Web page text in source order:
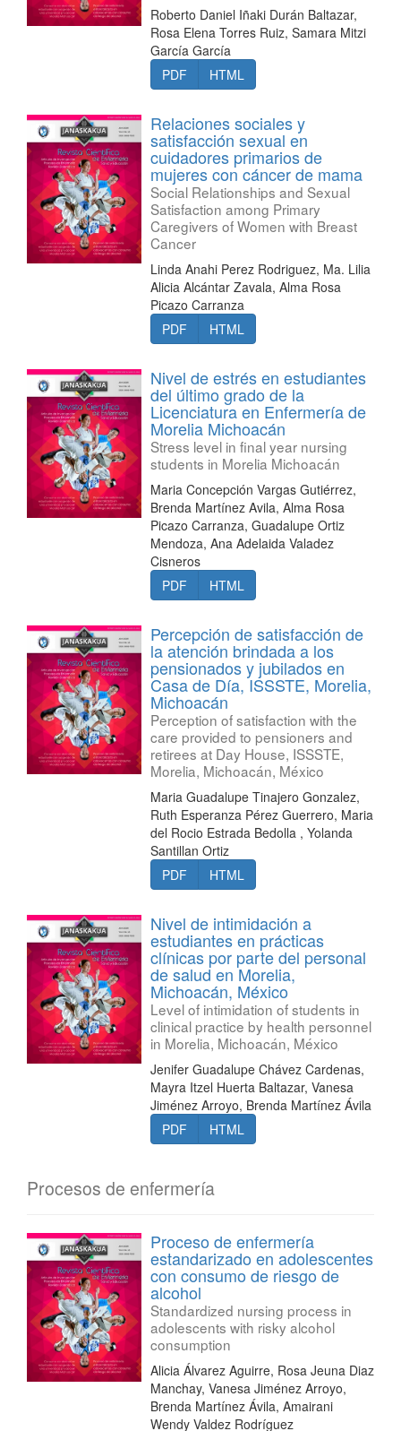
Roberto Daniel Iñaki Durán Baltazar,
Rosa Elena Torres Ruiz, Samara Mitzi
García García
PDF
HTML
Relaciones sociales y
satisfacción sexual en
cuidadores primarios de
mujeres con cáncer de mama
Social Relationships and Sexual
Satisfaction among Primary
Caregivers of Women with Breast
Cancer
Linda Anahi Perez Rodriguez, Ma. Lilia
Alicia Alcántar Zavala, Alma Rosa
Picazo Carranza
PDF
HTML
Nivel de estrés en estudiantes
del último grado de la
Licenciatura en Enfermería de
Morelia Michoacán
Stress level in final year nursing
students in Morelia Michoacán
Maria Concepción Vargas Gutiérrez,
Brenda Martínez Avila, Alma Rosa
Picazo Carranza, Guadalupe Ortiz
Mendoza, Ana Adelaida Valadez
Cisneros
PDF
HTML
Percepción de satisfacción de
la atención brindada a los
pensionados y jubilados en
Casa de Día, ISSSTE, Morelia,
Michoacán
Perception of satisfaction with the
care provided to pensioners and
retirees at Day House, ISSSTE,
Morelia, Michoacán, México
Maria Guadalupe Tinajero Gonzalez,
Ruth Esperanza Pérez Guerrero, Maria
del Rocio Estrada Bedolla , Yolanda
Santillan Ortiz
PDF
HTML
Nivel de intimidación a
estudiantes en prácticas
clínicas por parte del personal
de salud en Morelia,
Michoacán, México
Level of intimidation of students in
clinical practice by health personnel
in Morelia, Michoacán, México
Jenifer Guadalupe Chávez Cardenas,
Mayra Itzel Huerta Baltazar, Vanesa
Jiménez Arroyo, Brenda Martínez Ávila
PDF
HTML
Procesos de enfermería
Proceso de enfermería
estandarizado en adolescentes
con consumo de riesgo de
alcohol
Standardized nursing process in
adolescents with risky alcohol
consumption
Alicia Álvarez Aguirre, Rosa Jeuna Diaz
Manchay, Vanesa Jiménez Arroyo,
Brenda Martínez Ávila, Amairani
Wendy Valdez Rodríguez